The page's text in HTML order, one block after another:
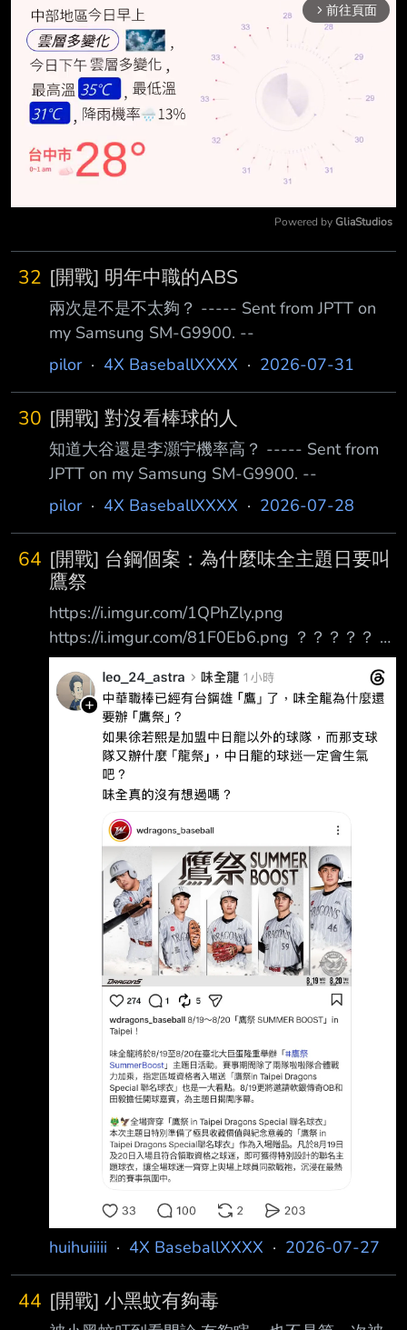
arrow_forward_ios 前往頁面
Powered by GliaStudios
32 [開戰] 明年中職的ABS
兩次是不是不太夠？ ----- Sent from JPTT on
my Samsung SM-G9900. --
pilor· 4X BaseballXXXX · 2026-07-31
30 [開戰] 對沒看棒球的人
知道大谷還是李灝宇機率高？ ----- Sent from
JPTT on my Samsung SM-G9900. --
pilor· 4X BaseballXXXX · 2026-07-28
64 [開戰] 台鋼個案：為什麼味全主題日要叫
鷹祭
https://i.imgur.com/1QPhZly.png
https://i.imgur.com/81F0Eb6.png ？？？？？ 這
又是什麼新的棒球規則嗎 --
huihuiiiii · 4X BaseballXXXX · 2026-07-27
44 [開戰] 小黑蚊有夠毒